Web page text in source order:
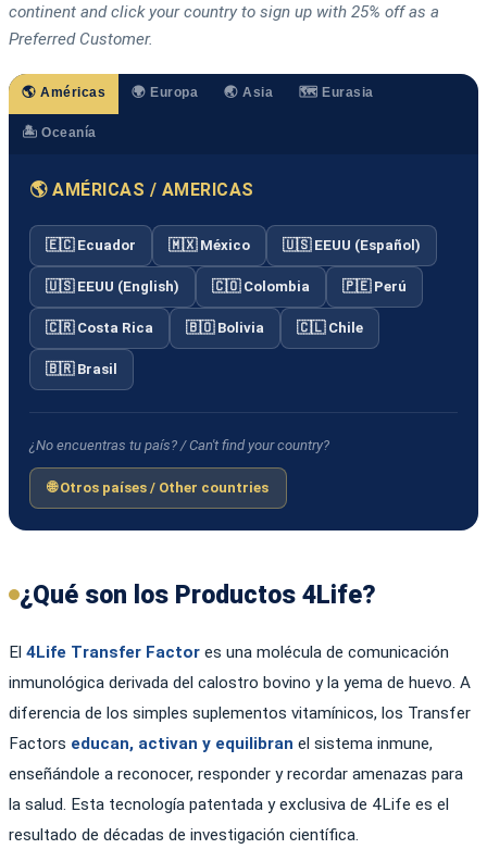
continent and click your country to sign up with 25% off as a
Preferred Customer.
🌎 Américas 🌍 Europa 🌏 Asia 🗺️ Eurasia
🏝️ Oceanía
🌎 AMÉRICAS / AMERICAS
🇪🇨 Ecuador 🇲🇽 México 🇺🇸 EEUU (Español)
🇺🇸 EEUU (English) 🇨🇴 Colombia 🇵🇪 Perú
🇨🇷 Costa Rica 🇧🇴 Bolivia 🇨🇱 Chile
🇧🇷 Brasil
¿No encuentras tu país? / Can't find your country?
🌐 Otros países / Other countries
¿Qué son los Productos 4Life?
El 4Life Transfer Factor es una molécula de comunicación
inmunológica derivada del calostro bovino y la yema de huevo. A
diferencia de los simples suplementos vitamínicos, los Transfer
Factors educan, activan y equilibran el sistema inmune,
enseñándole a reconocer, responder y recordar amenazas para
la salud. Esta tecnología patentada y exclusiva de 4Life es el
resultado de décadas de investigación científica.